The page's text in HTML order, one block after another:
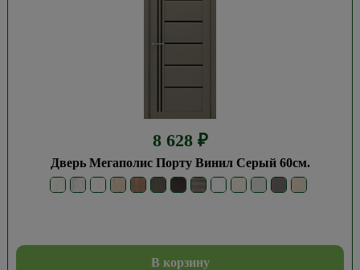
8 628 ₽
Дверь Мегаполис Порту Винил Серый 60см.
В корзину